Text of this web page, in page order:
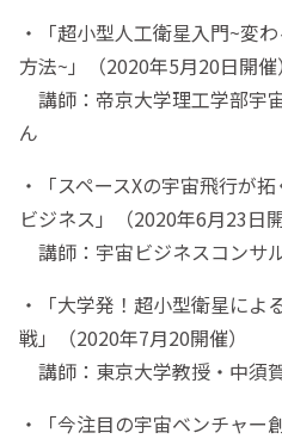
・「超小型人工衛星入門~変
方法~」（2020年5月20日開催）
講師：帝京大学理工学部宇
ん
・「スペースXの宇宙飛行が
ビジネス」（2020年6月23日開
講師：宇宙ビジネスコンサ
・「大学発！超小型衛星によ
戦」（2020年7月20開催）
講師：東京大学教授・中須
・「今注目の宇宙ベンチャー